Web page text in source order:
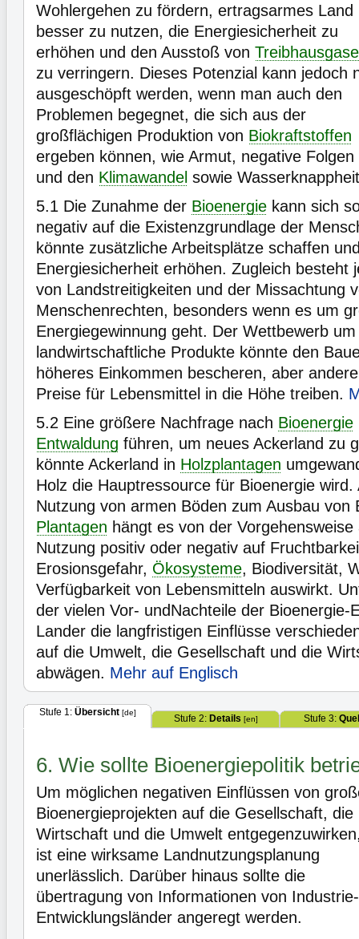
Wohlergehen zu fördern, ertragsarmes Land
besser zu nutzen, die Energiesicherheit zu
erhöhen und den Ausstoß von
zu verringern. Dieses Potenzial kann jedoch
ausgeschöpft werden, wenn man auch den
Problemen begegnet, die sich aus der
großflächigen Produktion von Biokraftstoffen
ergeben können, wie Armut, negative
und den Klimawandel sowie
5.1 Die Zunahme der Bioenergie kann sich
negativ auf die Existenzgrundlage der
könnte zusätzliche Arbeitsplätze schaffen
Energiesicherheit erhöhen. Zugleich besteht
von Landstreitigkeiten und der Missachtung
Menschenrechten, besonders wenn es um
Energiegewinnung geht. Der Wettbewerb
landwirtschaftliche Produkte könnte den
höheres Einkommen bescheren, aber
Preise für Lebensmittel in die Höhe treiben.
5.2 Eine größere Nachfrage nach Bioenergie
Entwaldung führen, um neues Ackerland zu
könnte Ackerland in Holzplantagen
Holz die Hauptressource für Bioenergie wird.
Nutzung von armen Böden zum Ausbau von
Plantagen hängt es von der
Nutzung positiv oder negativ auf
Erosionsgefahr, Ökosysteme, Biodiversität,
Verfügbarkeit von Lebensmitteln auswirkt.
der vielen Vor- undNachteile der Bioenergie-
Lander die langfristigen Einflüsse
auf die Umwelt, die Gesellschaft und die
abwägen. Mehr auf Englisch
Stufe 1: Übersicht[de]
Stufe 2: Details [en] Stufe 3:
6. Wie sollte Bioenergiepolitik
Um möglichen negativen Einflüssen von
Bioenergieprojekten auf die Gesellschaft, die
Wirtschaft und die Umwelt
ist eine wirksame Landnutzungsplanung
unerlässlich. Darüber hinaus sollte die
übertragung von Informationen von
Entwicklungsländer angeregt werden.